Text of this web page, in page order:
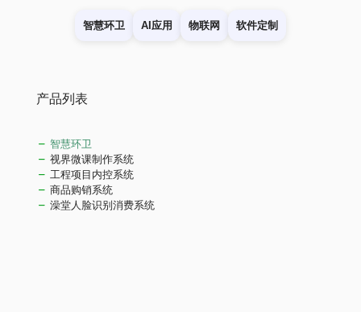
智慧环卫 AI应用 物联网 软件定制
产品列表
智慧环卫
视界微课制作系统
工程项目内控系统
商品购销系统
澡堂人脸识别消费系统